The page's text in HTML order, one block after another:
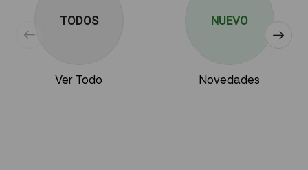
TODOS
Ver Todo
NUEVO
Novedades